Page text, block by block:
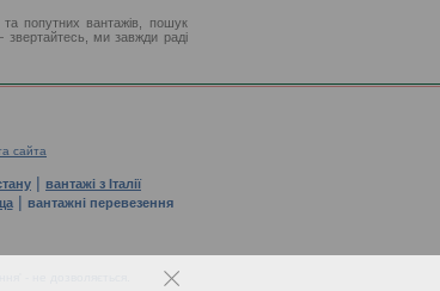
попутних вантажів, пошук
ми завжди раді
сайта
| вантажі з Італії
| вантажні перевезення